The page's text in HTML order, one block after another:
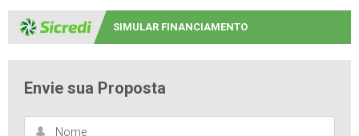
SIMULAR FINANCIAMENTO
Envie sua Proposta